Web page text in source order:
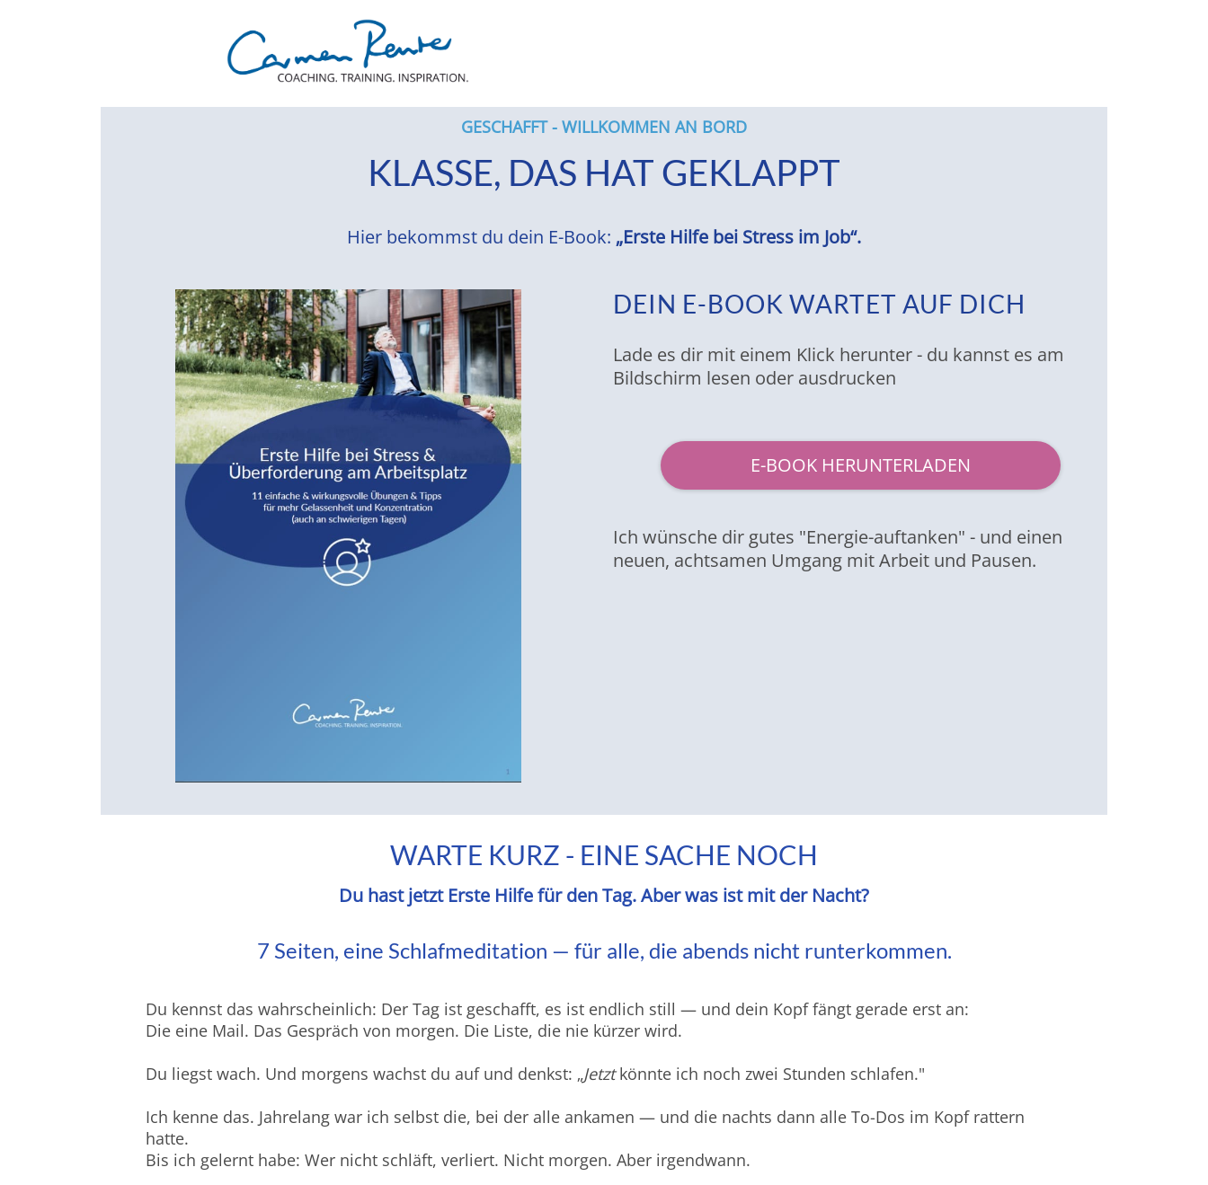
GESCHAFFT - WILLKOMMEN AN BORD
KLASSE, DAS HAT GEKLAPPT
Hier bekommst du dein E-Book: „Erste Hilfe bei Stress im Job“.
DEIN E-BOOK WARTET AUF DICH
Lade es dir mit einem Klick herunter - du kannst es am
Bildschirm lesen oder ausdrucken
E-BOOK HERUNTERLADEN
Ich wünsche dir gutes "Energie-auftanken" - und einen
neuen, achtsamen Umgang mit Arbeit und Pausen.
WARTE KURZ - EINE SACHE NOCH
Du hast jetzt Erste Hilfe für den Tag. Aber was ist mit der Nacht?
7 Seiten, eine Schlafmeditation — für alle, die abends nicht runterkommen.
Du kennst das wahrscheinlich: Der Tag ist geschafft, es ist endlich still — und dein Kopf fängt gerade erst an:
Die eine Mail. Das Gespräch von morgen. Die Liste, die nie kürzer wird.
Du liegst wach. Und morgens wachst du auf und denkst: „Jetztkönnte ich noch zwei Stunden schlafen."
Ich kenne das. Jahrelang war ich selbst die, bei der alle ankamen — und die nachts dann alle To-Dos im Kopf rattern
hatte.
Bis ich gelernt habe: Wer nicht schläft, verliert. Nicht morgen. Aber irgendwann.